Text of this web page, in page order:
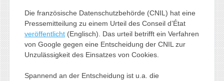
Die französische Datenschutzbehörde (CNIL) hat eine
Pressemitteilung zu einem Urteil des Conseil d’État
veröffentlicht(Englisch). Das urteil betrifft ein Verfahren
von Google gegen eine Entscheidung der CNIL zur
Unzulässigkeit des Einsatzes von Cookies.
Spannend an der Entscheidung ist u.a. die